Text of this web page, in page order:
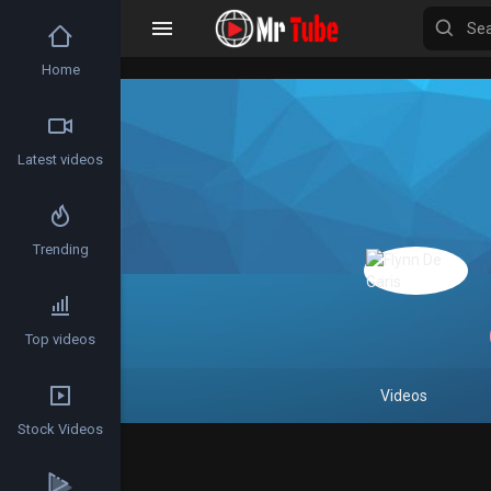
Videos
Home
Latest videos
Trending
Top videos
Stock Videos